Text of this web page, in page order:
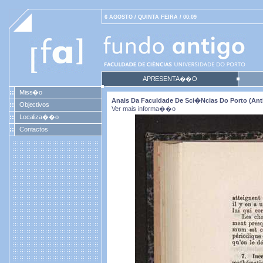
6 AGOSTO / QUINTA FEIRA / 00:09
APRESENTA��O
Miss�o
Objectivos
Localiza��o
Contactos
Anais Da Faculdade De Sci�ncias Do Porto
Ver mais informa��o